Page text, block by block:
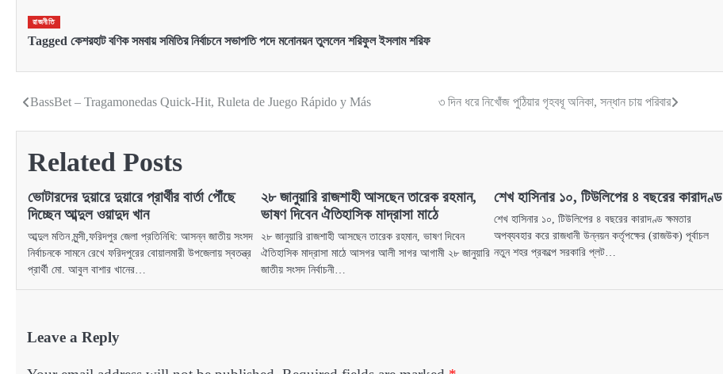
রাজনীতি
Tagged কেশরহাট বণিক সমবায় সমিতির নির্বাচনে সভাপতি পদে মনোনয়ন তুললেন শরিফুল ইসলাম শরিফ
Post
navigation
BassBet – Tragamonedas Quick‑Hit, Ruleta de Juego Rápido y Más ৩ দিন ধরে নিখোঁজ পুঠিয়ার গৃহবধূ অনিকা, সন্ধান চায় পরিবার
Related Posts
ভোটারদের দুয়ারে দুয়ারে প্রার্থীর বার্তা পৌঁছে
দিচ্ছেন আব্দুল ওয়াদুদ খান
আব্দুল মতিন মুন্সী,ফরিদপুর জেলা প্রতিনিধি: আসন্ন জাতীয় সংসদ
নির্বাচনকে সামনে রেখে ফরিদপুরের বোয়ালমারী উপজেলায় স্বতন্ত্র
প্রার্থী মো. আবুল বাশার খানের…
২৮ জানুয়ারি রাজশাহী আসছেন তারেক রহমান,
ভাষণ দিবেন ঐতিহাসিক মাদ্রাসা মাঠে
২৮ জানুয়ারি রাজশাহী আসছেন তারেক রহমান, ভাষণ দিবেন
ঐতিহাসিক মাদ্রাসা মাঠে আসগর আলী সাগর আগামী ২৮ জানুয়ারি
জাতীয় সংসদ নির্বাচনী…
শেখ হাসিনার ১০, টিউলিপের ৪ বছরের কারাদণ্ড
শেখ হাসিনার ১০, টিউলিপের ৪ বছরের কারাদণ্ড ক্ষমতার
অপব্যবহার করে রাজধানী উন্নয়ন কর্তৃপক্ষের (রাজউক) পূর্বাচল
নতুন শহর প্রকল্পে সরকারি প্লট…
Leave a Reply